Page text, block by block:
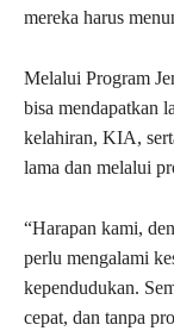
mereka harus
Melalui Program
bisa mendapatkan
kelahiran, KIA,
lama dan melalui
“Harapan kami,
perlu mengalami
kependudukan.
cepat, dan tanpa